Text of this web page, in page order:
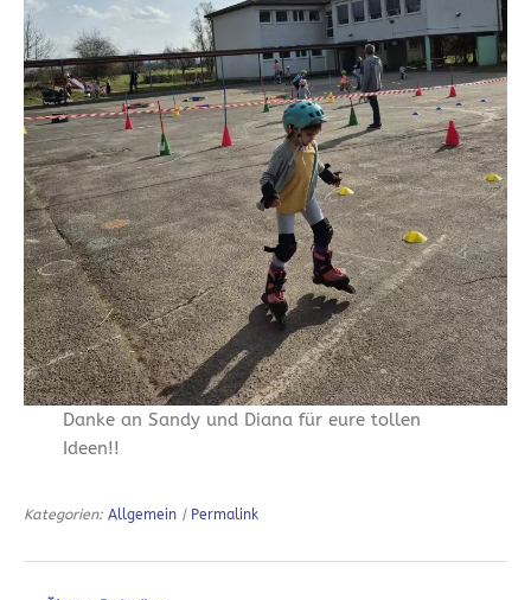
Danke an Sandy und Diana für eure tollen
Ideen!!
Kategorien: Allgemein | Permalink